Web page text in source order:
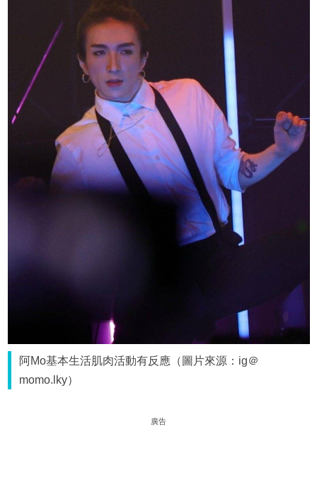
阿Mo基本生活肌肉活動有反應（圖片來源：ig＠
momo.lky）
廣告